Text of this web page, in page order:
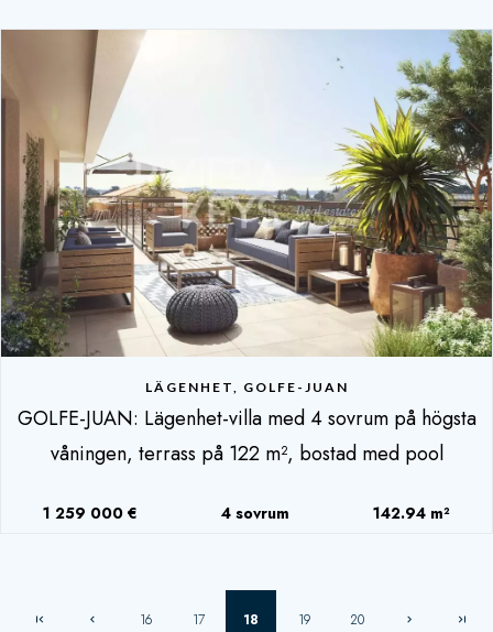
LÄGENHET, GOLFE-JUAN
GOLFE-JUAN: Lägenhet-villa med 4 sovrum på högsta
våningen, terrass på 122 m², bostad med pool
1 259 000 € 4 sovrum 142.94 m²
16 17 18 19 20